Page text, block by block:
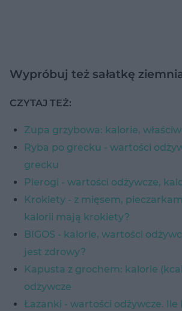
Wypróbuj też sałatkę
CZYTAJ TEŻ:
Zupa grzybowa: kalorie,
Ryba po grecku - wartości
grecku
Pierogi - wartości odżywcze,
Krokiety - z mięsem,
kalorii mają krokiety?
BIGOS - kalorie, wartości
jest zdrowy?
Kapusta z grochem: kalorie
odżywcze
Łazanki - wartości odżywcze. Ile